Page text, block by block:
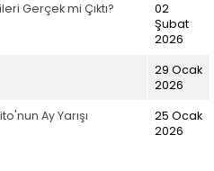
Gerçek mi Çıktı?
02
Şubat
2026
29 Ocak
2026
Ay Yarışı
25 Ocak
2026